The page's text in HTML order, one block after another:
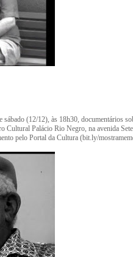
(12/12), às 18h30, documentários
Cultural Palácio Rio Negro, na avenida
pelo Portal da Cultura (bit.ly/